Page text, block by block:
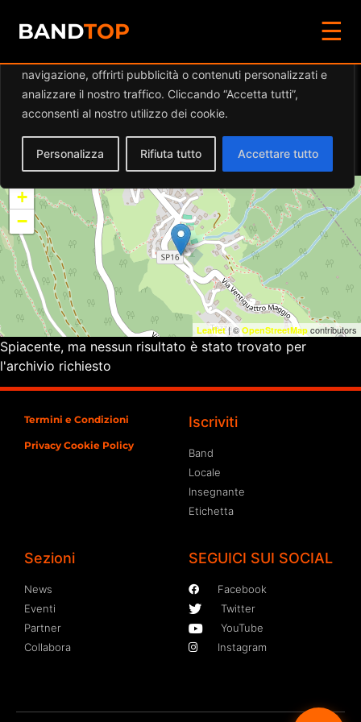
Diamo valore alla tua privacy
navigazione, offrirti pubblicità o contenuti personalizzati e
analizzare il nostro traffico. Cliccando “Accetta tutti”,
acconsenti al nostro utilizzo dei cookie.
Personalizza Rifiuta tutto Accettare tutto
BANDTOP
☰
Eventi aTEATRO
ORATORIO COSTA VALLE
IMAGNA
+
−
Leaflet| ©OpenStreetMap contributors
Spiacente, ma nessun risultato è stato trovato per
l'archivio richiesto
Termini e Condizioni
Privacy Cookie Policy
Iscriviti
Band
Locale
Insegnante
Etichetta
Sezioni
News
Eventi
Partner
Collabora
SEGUICI SUI SOCIAL
Facebook
Twitter
YouTube
Instagram